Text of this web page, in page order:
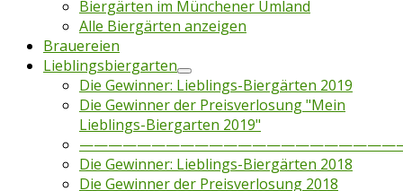
Biergärten im Münchener Umland
Alle Biergärten anzeigen
Brauereien
Lieblingsbiergarten
Die Gewinner: Lieblings-Biergärten 2019
Die Gewinner der Preisverlosung "Mein
Lieblings-Biergarten 2019"
Die Gewinner: Lieblings-Biergärten 2018
Die Gewinner der Preisverlosung 2018